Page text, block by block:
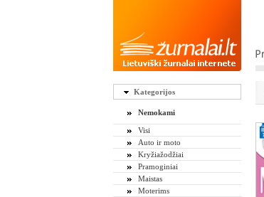
Kategorijos
Nemokami
Visi
Auto ir moto
Kryžiažodžiai
Pramoginiai
Maistas
Moterims